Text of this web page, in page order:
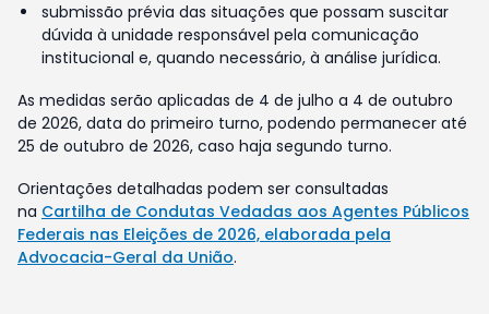
submissão prévia das situações que possam suscitar
dúvida à unidade responsável pela comunicação
institucional e, quando necessário, à análise jurídica.
As medidas serão aplicadas de 4 de julho a 4 de outubro
de 2026, data do primeiro turno, podendo permanecer até
25 de outubro de 2026, caso haja segundo turno.
Orientações detalhadas podem ser consultadas
na Cartilha de Condutas Vedadas aos Agentes Públicos
Federais nas Eleições de 2026, elaborada pela
Advocacia-Geral da União.